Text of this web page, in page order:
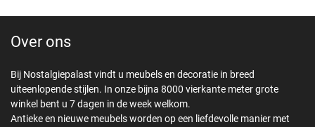
Over ons
Bij Nostalgiepalast vindt u meubels en decoratie in breed
uiteenlopende stijlen. In onze bijna 8000 vierkante meter grote
winkel bent u 7 dagen in de week welkom.
Antieke en nieuwe meubels worden op een liefdevolle manier met